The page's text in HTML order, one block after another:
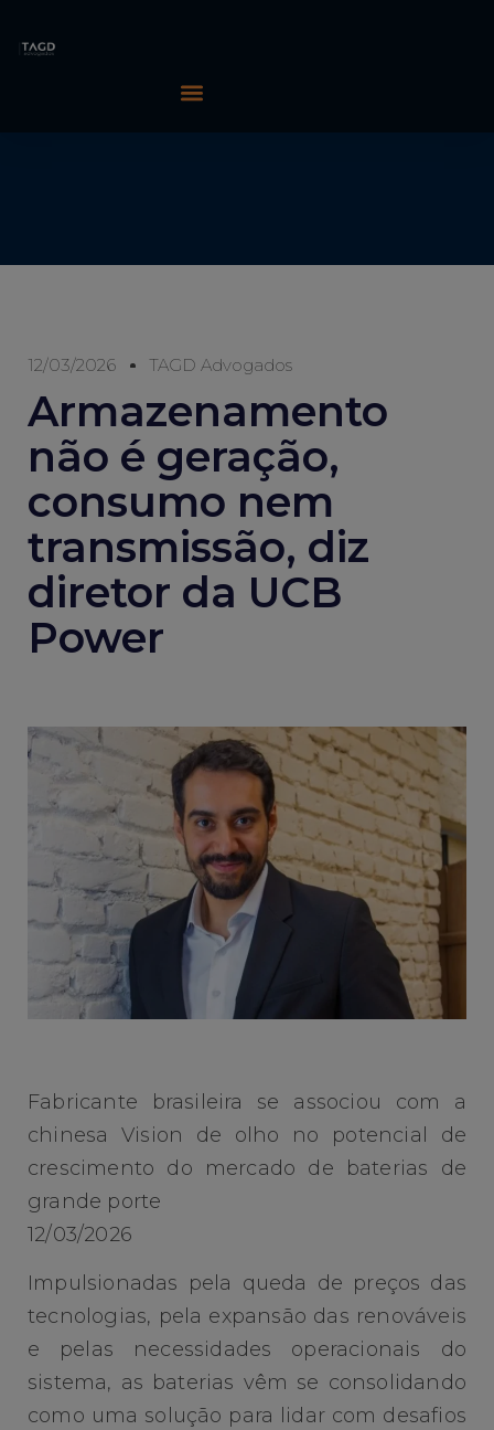
12/03/2026 TAGD Advogados
Armazenamento
não é geração,
consumo nem
transmissão, diz
diretor da UCB
Power
Fabricante brasileira se associou com a
chinesa Vision de olho no potencial de
crescimento do mercado de baterias de
grande porte
12/03/2026
Impulsionadas pela queda de preços das
tecnologias, pela expansão das renováveis
e pelas necessidades operacionais do
sistema, as baterias vêm se consolidando
como uma solução para lidar com desafios